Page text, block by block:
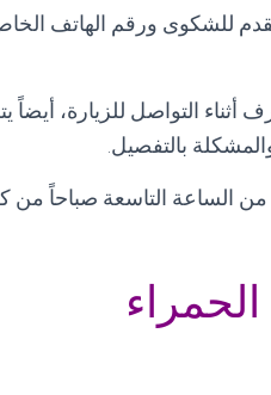
للشكوى ورقم الهاتف
التواصل للزيارة، أيضاً
بالتفصيل
من الساعة التاسعة صباحاً من